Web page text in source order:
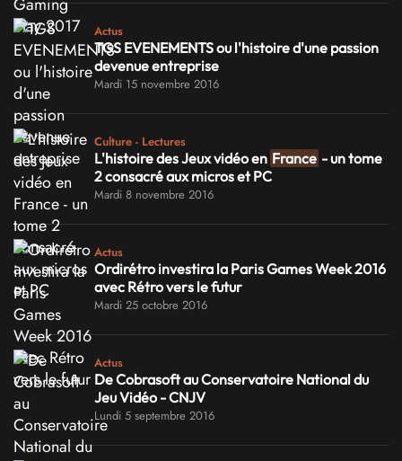
Actus
TGS EVENEMENTS ou l'histoire d'une passion
devenue entreprise
Mardi 15 novembre 2016
Culture - Lectures
L'histoire des Jeux vidéo en France - un tome
2 consacré aux micros et PC
Mardi 8 novembre 2016
Actus
Ordirétro investira la Paris Games Week 2016
avec Rétro vers le futur
Mardi 25 octobre 2016
Actus
De Cobrasoft au Conservatoire National du
Jeu Vidéo - CNJV
Lundi 5 septembre 2016